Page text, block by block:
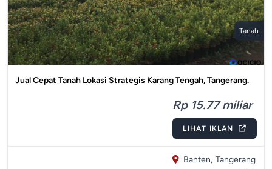
Tanah
Jual Cepat Tanah Lokasi Strategis Karang Tengah, Tangerang.
Rp 15.77 miliar
LIHAT IKLAN
Banten, Tangerang